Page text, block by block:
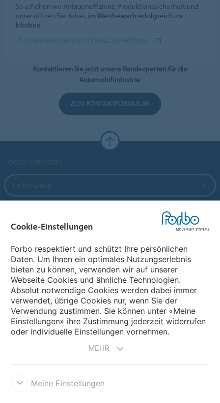
So erhöhen wir Anlageneffizienz, Produktionssicherheit und
unterstützen Sie dabei, im Wettbewerb erfolgreich zu
bleiben.
Kontaktieren Sie jetzt unsere Bandexperten für die
Automobilindustrie:
ZUM KONTAKTFORMULAR
Wählen Sie ein Land
Wählen Sie Ihr Land
Cookie-Einstellungen
Forbo respektiert und schützt Ihre persönlichen
Daten. Um Ihnen ein optimales Nutzungserlebnis
bieten zu können, verwenden wir auf unserer
Webseite Cookies und ähnliche Technologien.
Absolut notwendige Cookies werden dabei immer
verwendet, übrige Cookies nur, wenn Sie der
Verwendung zustimmen. Sie können unter «Meine
Einstellungen» ihre Zustimmung jederzeit widerrufen
oder individuelle Einstellungen vornehmen.
MEHR
Meine Einstellungen